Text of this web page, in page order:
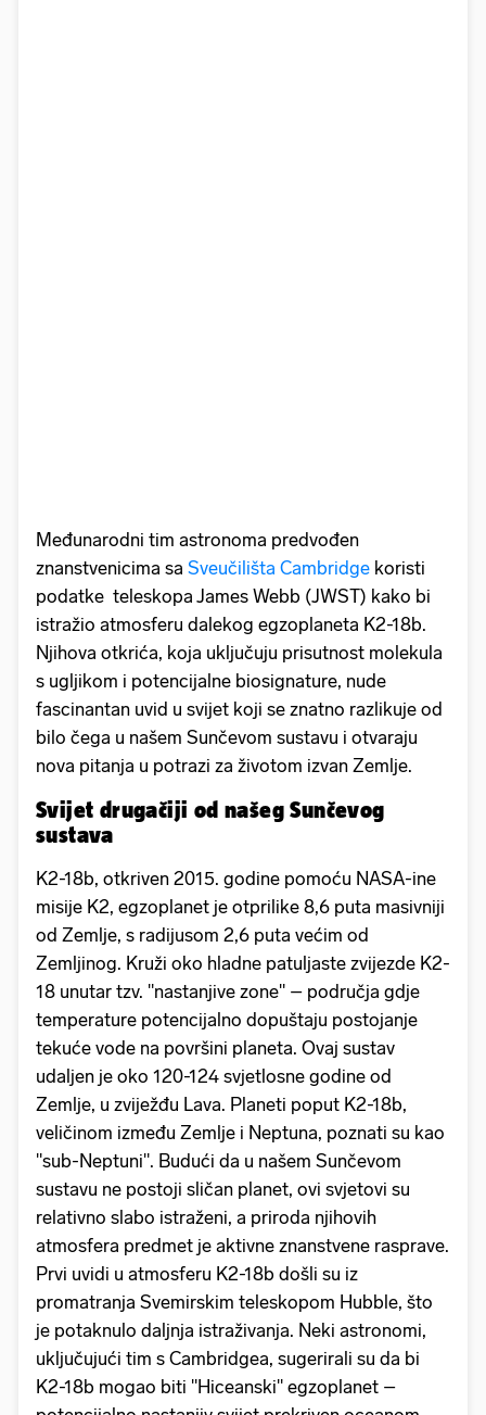
Međunarodni tim astronoma predvođen
znanstvenicima sa Sveučilišta Cambridge koristi
podatke teleskopa James Webb (JWST) kako bi
istražio atmosferu dalekog egzoplaneta K2-18b.
Njihova otkrića, koja uključuju prisutnost molekula
s ugljikom i potencijalne biosignature, nude
fascinantan uvid u svijet koji se znatno razlikuje od
bilo čega u našem Sunčevom sustavu i otvaraju
nova pitanja u potrazi za životom izvan Zemlje.
Svijet drugačiji od našeg Sunčevog
sustava
K2-18b, otkriven 2015. godine pomoću NASA-ine
misije K2, egzoplanet je otprilike 8,6 puta masivniji
od Zemlje, s radijusom 2,6 puta većim od
Zemljinog. Kruži oko hladne patuljaste zvijezde K2-
18 unutar tzv. "nastanjive zone" – područja gdje
temperature potencijalno dopuštaju postojanje
tekuće vode na površini planeta. Ovaj sustav
udaljen je oko 120-124 svjetlosne godine od
Zemlje, u zviježđu Lava. Planeti poput K2-18b,
veličinom između Zemlje i Neptuna, poznati su kao
"sub-Neptuni". Budući da u našem Sunčevom
sustavu ne postoji sličan planet, ovi svjetovi su
relativno slabo istraženi, a priroda njihovih
atmosfera predmet je aktivne znanstvene rasprave.
Prvi uvidi u atmosferu K2-18b došli su iz
promatranja Svemirskim teleskopom Hubble, što
je potaknulo daljnja istraživanja. Neki astronomi,
uključujući tim s Cambridgea, sugerirali su da bi
K2-18b mogao biti "Hiceanski" egzoplanet –